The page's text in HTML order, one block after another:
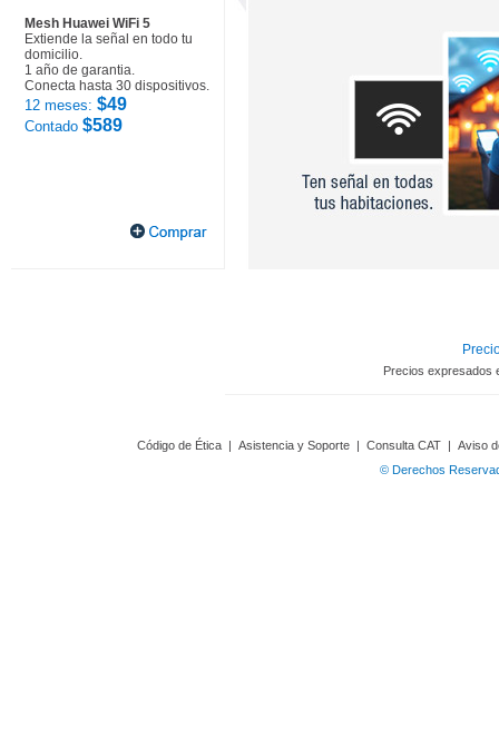
Mesh Huawei WiFi 5
Extiende la señal en todo tu
domicilio.
1 año de garantia.
Conecta hasta 30 dispositivos.
12 meses: $49
Contado $589
Precios expresados
Código de Ética | Asistencia y Soporte | Consulta CAT | Aviso
© Derechos